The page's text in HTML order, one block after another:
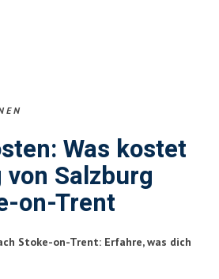
Was kostet
Salzburg
on-Trent
Stoke-on-Trent: Erfahre, was dich